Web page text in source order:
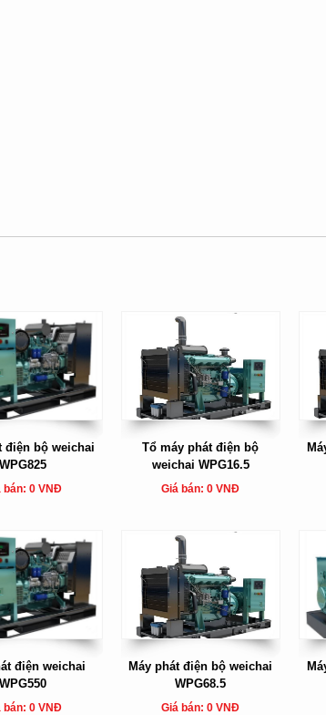
điện bộ weichai
WPG825
bán: 0 VNĐ
Tổ máy phát điện bộ
weichai WPG16.5
Giá bán: 0 VNĐ
điện weichai
WPG550
bán: 0 VNĐ
Máy phát điện bộ weichai
WPG68.5
Giá bán: 0 VNĐ